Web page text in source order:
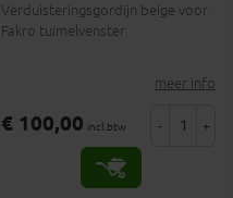
Verduisteringsgordijn beige voor
Fakro tuimelvenster
meer info
€ 100,00 incl.btw - +